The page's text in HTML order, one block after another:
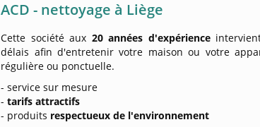
ACD - nettoyage à Liège
Cette société aux 20 années d'expérience
délais afin d'entretenir votre maison ou votre
régulière ou ponctuelle.
- service sur mesure
-tarifs attractifs
- produits respectueux de l'environnement